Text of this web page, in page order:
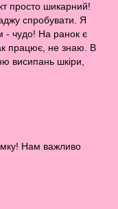
просто шикарний!
спробувати. Я
- чудо! На ранок є
працює, не знаю. В
висипань шкіри,
Нам важливо